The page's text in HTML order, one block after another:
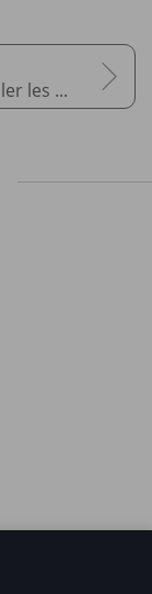
Manipuler les cellules Excel